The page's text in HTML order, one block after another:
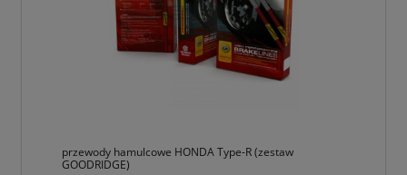
przewody hamulcowe HONDA Type-R (zestaw
GOODRIDGE)